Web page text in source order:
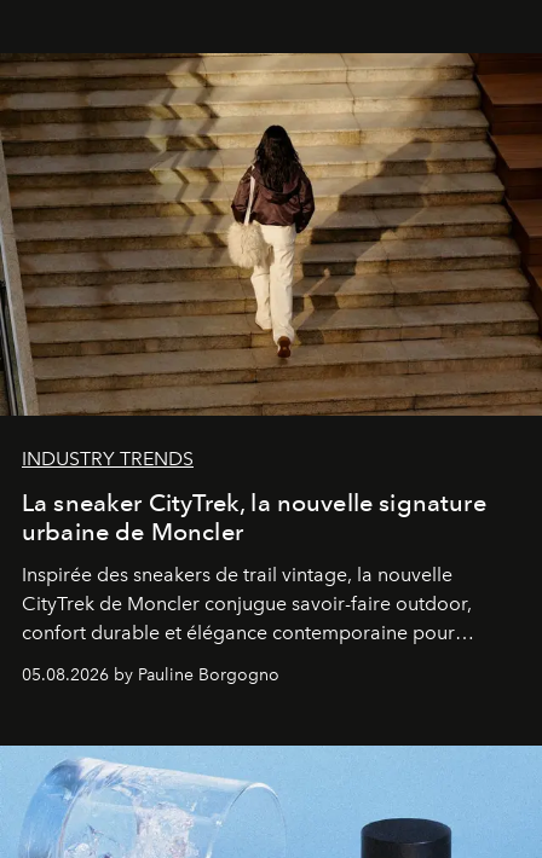
INDUSTRY TRENDS
La sneaker CityTrek, la nouvelle signature
urbaine de Moncler
Inspirée des sneakers de trail vintage, la nouvelle
CityTrek de Moncler conjugue savoir-faire outdoor,
confort durable et élégance contemporaine pour
accompagner les explorations du quotidien.
05.08.2026 by Pauline Borgogno